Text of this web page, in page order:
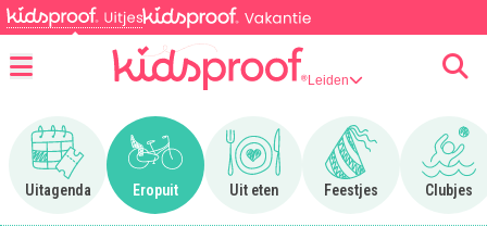
Leiden
Uitagenda
Ga naar Uitagenda
Eropuit
Ga naar Eropuit
Uit eten
Ga naar Uit eten
Feestjes
Ga naar Feestjes
Clubjes
Ga